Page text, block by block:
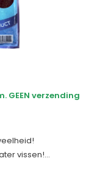
GEEN verzending
vissen!...